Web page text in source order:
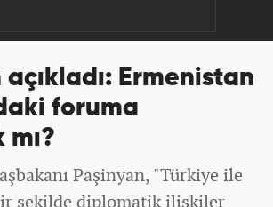
Ermenistan
foruma
mı?
Paşinyan, "Türkiye ile
şekilde diplomatik ilişkiler